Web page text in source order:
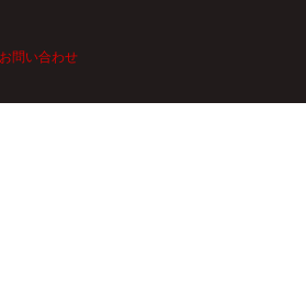
お問い合わせ